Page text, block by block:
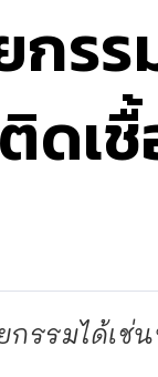
กร
เชื้
รรมได้เช่